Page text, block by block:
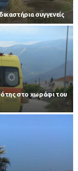
συγγενείς
στο χωράφι του